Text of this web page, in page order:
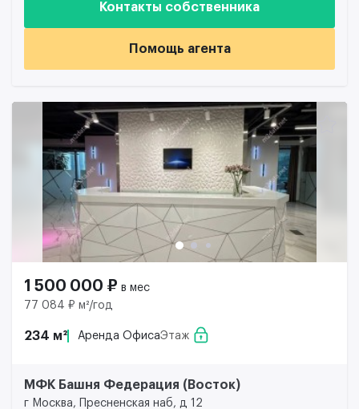
Контакты собственника
Помощь агента
1 500 000 ₽ в мес
77 084 ₽ м²/год
234 м² Аренда ОфисаЭтаж
МФК Башня Федерация (Восток)
г Москва, Пресненская наб, д 12